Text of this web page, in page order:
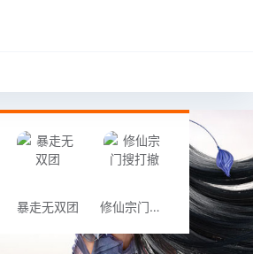
暴走无双团 修仙宗门搜打撤